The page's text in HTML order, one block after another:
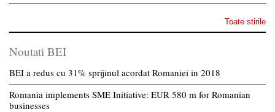
Toate stirile
Noutati BEI
BEI a redus cu 31% sprijinul acordat Romaniei in 2018
Romania implements SME Initiative: EUR 580 m for Romanian
businesses